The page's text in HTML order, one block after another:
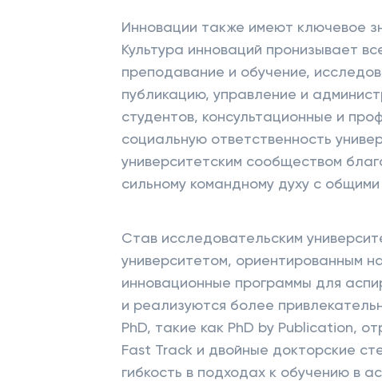
Инновации также имеют ключевое
Культура инноваций пронизывает
преподавание и обучение,
публикацию, управление и
студентов, консультационные и
социальную ответственность
университетским сообществом
сильному командному духу с
Став исследовательским
университетом, ориентированным
инновационные программы для
и реализуются более
PhD, такие как PhD by Publication,
Fast Track и двойные докторские
гибкость в подходах к обучению в